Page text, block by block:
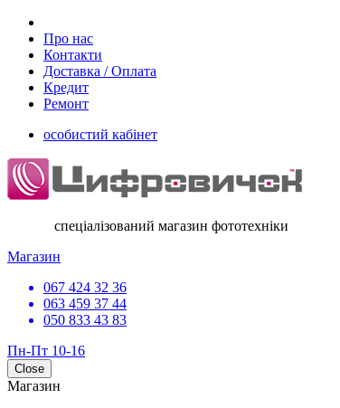
Про нас
Контакти
Доставка / Оплата
Кредит
Ремонт
особистий кабінет
спеціалізований магазин фототехніки
Магазин
067 424 32 36
063 459 37 44
050 833 43 83
Пн-Пт 10-16
Close
Магазин